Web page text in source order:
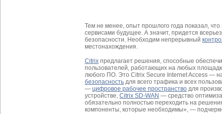
Тем не менее, опыт прошлого года показал,
сервисами будущее. А значит, придется
безопасности. Необходим непрерывный
местонахождения.
Citrix предлагает решения, способные
пользователей, работающих на любых
любого ПО. Это Citrix Secure Internet Access —
безопасность для всего трафика и всех
— цифровое рабочее пространство для
устройстве, Citrix SD-WAN — средство
обязательно полностью переходить на
компоненты, которые необходимы», —